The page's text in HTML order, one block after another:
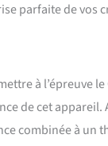
parfaite de vos
à
de cet
combinée à un